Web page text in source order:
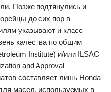
Позже подтянулись и
до сих пор в
указывают и класс
качества по общим
Institute) и/или ILSAC
and Approval
составляет лишь Honda
масел, используемых в